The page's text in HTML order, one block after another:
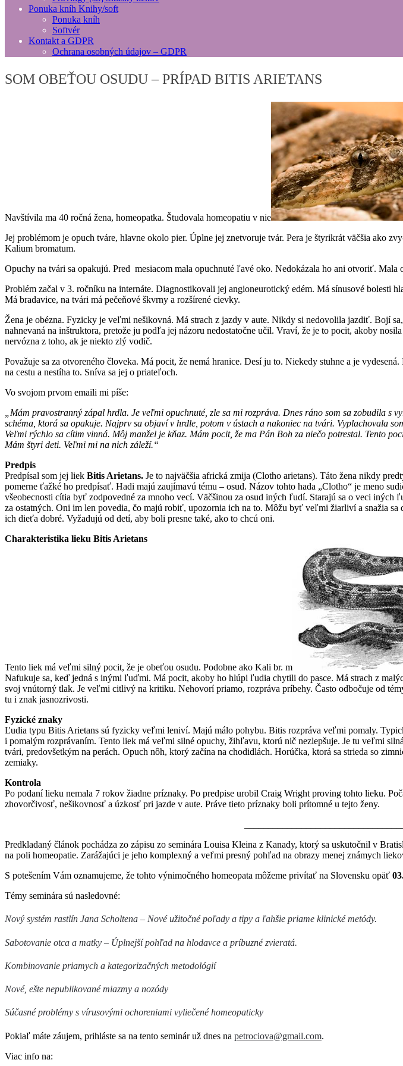
Ponuka kníh Knihy/soft
Ponuka kníh
Softvér
Kontakt a GDPR
Ochrana osobných údajov – GDPR
SOM OBEŤOU OSUDU – PRÍPAD BITIS ARIETANS
Navštívila ma 40 ročná žena, homeopatka. Študovala homeopatiu v nie
Jej problémom je opuch tváre, hlavne okolo pier. Úplne jej znetvoruje tvár. Pera je štyrikrát väčšia ako
Kalium bromatum.
Opuchy na tvári sa opakujú. Pred mesiacom mala opuchnuté ľavé oko. Nedokázala ho ani otvoriť. Mala
Problém začal v 3. ročníku na internáte. Diagnostikovali jej angioneurotický edém. Má sínusové bolesti
Má bradavice, na tvári má pečeňové škvrny a rozšírené cievky.
Žena je obézna. Fyzicky je veľmi nešikovná. Má strach z jazdy v aute. Nikdy si nedovolila jazdiť. Bojí
nahnevaná na inštruktora, pretože ju podľa jej názoru nedostatočne učil. Vraví, že je to pocit, akoby
nervózna z toho, ak je niekto zlý vodič.
Považuje sa za otvoreného človeka. Má pocit, že nemá hranice. Desí ju to. Niekedy stuhne a je
na cestu a nestíha to. Sníva sa jej o priateľoch.
Vo svojom prvom emaili mi píše:
„Mám pravostranný zápal hrdla. Je veľmi opuchnuté, zle sa mi rozpráva. Dnes ráno som sa zobudila
schéma, ktorá sa opakuje. Najprv sa objaví v hrdle, potom v ústach a nakoniec na tvári. Vyplachovala
Veľmi rýchlo sa cítim vinná. Môj manžel je kňaz. Mám pocit, že ma Pán Boh za niečo potrestal. Tento
Mám štyri deti. Veľmi mi na nich záleží.“
Predpis
Predpísal som jej liek Bitis Arietans. Je to najväčšia africká zmija (Clotho arietans). Táto žena nikdy
pomerne ťažké ho predpísať. Hadi majú zaujímavú tému – osud. Názov tohto hada „Clotho“ je meno
všeobecnosti cítia byť zodpovedné za mnoho vecí. Väčšinou za osud iných ľudí. Starajú sa o veci iných
za ostatných. Oni im len povedia, čo majú robiť, upozornia ich na to. Môžu byť veľmi žiarliví a snažia
ich dieťa dobré. Vyžadujú od detí, aby boli presne také, ako to chcú oni.
Charakteristika lieku Bitis Arietans
Tento liek má veľmi silný pocit, že je obeťou osudu. Podobne ako Kali br. m
Nafukuje sa, keď jedná s inými ľuďmi. Má pocit, akoby ho hlúpi ľudia chytili do pasce. Má strach z
svoj vnútorný tlak. Je veľmi citlivý na kritiku. Nehovorí priamo, rozpráva príbehy. Často odbočuje od
tu i znak jasnozrivosti.
Fyzické znaky
Ľudia typu Bitis Arietans sú fyzicky veľmi leniví. Majú málo pohybu. Bitis rozpráva veľmi pomaly.
i pomalým rozprávaním. Tento liek má veľmi silné opuchy, žihľavu, ktorú nič nezlepšuje. Je tu veľmi
tvári, predovšetkým na perách. Opuch nôh, ktorý začína na chodidlách. Horúčka, ktorá sa strieda so
zemiaky.
Kontrola
Po podaní lieku nemala 7 rokov žiadne príznaky. Po predpise urobil Craig Wright proving tohto lieku.
zhovorčivosť, nešikovnosť a úzkosť pri jazde v aute. Práve tieto príznaky boli prítomné u tejto ženy.
Predkladaný článok pochádza zo zápisu zo seminára Louisa Kleina z Kanady, ktorý sa uskutočnil v
na poli homeopatie. Zarážajúci je jeho komplexný a veľmi presný pohľad na obrazy menej známych
S potešením Vám oznamujeme, že tohto výnimočného homeopata môžeme privítať na Slovensku opäť 03
Témy seminára sú nasledovné:
Nový systém rastlín Jana Scholtena – Nové užitočné poľady a tipy a ľahšie priame klinické metódy.
Sabotovanie otca a matky – Úplnejší pohľad na hlodavce a príbuzné zvieratá.
Kombinovanie priamych a kategorizačných metodológií
Nové, ešte nepublikované miazmy a nozódy
Súčasné problémy s vírusovými ochoreniami vyliečené homeopaticky
Pokiaľ máte záujem, prihláste sa na tento seminár už dnes na petrociova@gmail.com.
Viac info na: